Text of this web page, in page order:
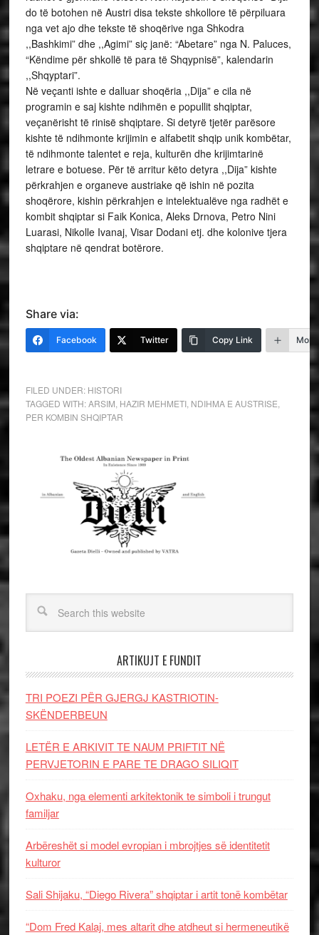
do të botohen në Austri disa tekste shkollore të përpiluara
nga vet ajo dhe tekste të shoqërive nga Shkodra
,,Bashkimi” dhe ,,Agimi” siç janë: “Abetare” nga N. Paluces,
“Këndime për shkollë të para të Shqypnisë”, kalendarin
,,Shqyptari”.
Në veçanti ishte e dalluar shoqëria ,,Dija” e cila në
programin e saj kishte ndihmën e popullit shqiptar,
veçanërisht të rinisë shqiptare. Si detyrë tjetër parësore
kishte të ndihmonte krijimin e alfabetit shqip unik kombëtar,
të ndihmonte talentet e reja, kulturën dhe krijimtarinë
letrare e botuese. Për të arritur këto detyra ,,Dija” kishte
përkrahjen e organeve austriake që ishin në pozita
shoqërore, kishin përkrahjen e intelektualëve nga radhët e
kombit shqiptar si Faik Konica, Aleks Drnova, Petro Nini
Luarasi, Nikolle Ivanaj, Visar Dodani etj. dhe kolonive tjera
shqiptare në qendrat botërore.
Share via:
Facebook Twitter Copy Link More
FILED UNDER: HISTORI
TAGGED WITH:ARSIM HAZIR MEHMETI, NDIHMA E AUSTRISE
PER KOMBIN SHQIPTAR
ARTIKUJT E FUNDIT
TRI POEZI PËR GJERGJ KASTRIOTIN-
SKËNDERBEUN
LETËR E ARKIVIT TE NAUM PRIFTIT NË
PERVJETORIN E PARE TE DRAGO SILIQIT
Oxhaku, nga elementi arkitektonik te simboli i trungut
familjar
Arbëreshët si model evropian i mbrojtjes së identitetit
kulturor
Sali Shijaku, “Diego Rivera” shqiptar i artit tonë kombëtar
“Dom Fred Kalaj, mes altarit dhe atdheut si hermeneutikë